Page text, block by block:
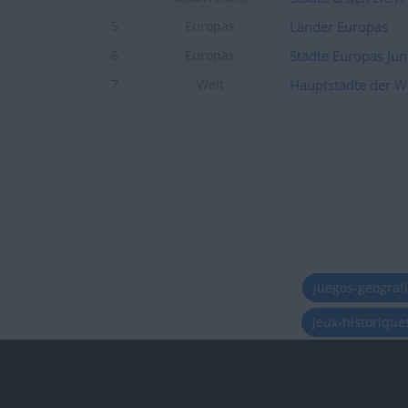
Länder Europas
Städte Europas
Hauptstädte der
juegos-
jeux-